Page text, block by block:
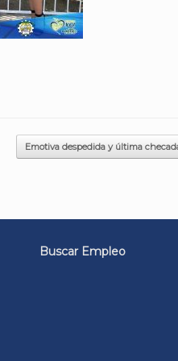
Emotiva despedida y última
Buscar Empleo